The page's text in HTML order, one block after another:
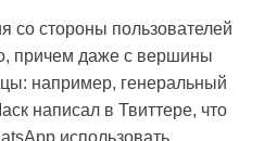
со стороны пользователей
причем даже с вершины
например, генеральный
написал в Твиттере, что